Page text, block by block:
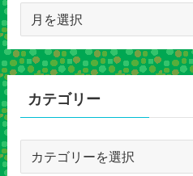
カ
イ
カテゴリー